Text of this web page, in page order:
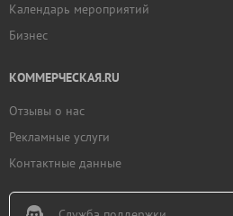
Календарь мероприятий
Бизнес
КОММЕРЧЕСКАЯ.RU
Отзывы о нас
Рекламные услуги
Контактные данные